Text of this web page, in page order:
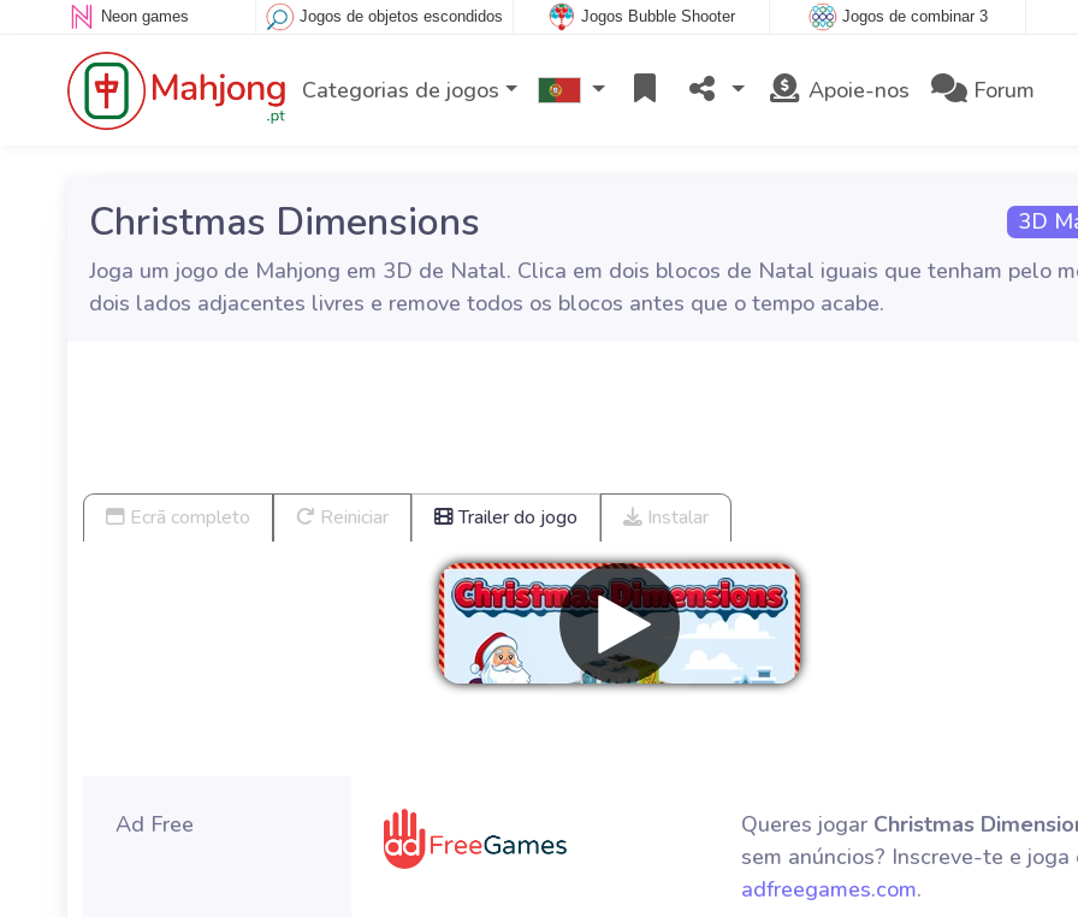
Neon games Jogos de objetos escondidos Jogos Bubble Shooter Jogos de combinar 3
Categorias de jogos Apoie-nos Forum
3D
Christmas Dimensions
Joga um jogo de Mahjong em 3D de Natal. Clica em dois blocos de Natal iguais que tenham pelo
dois lados adjacentes livres e remove todos os blocos antes que o tempo acabe.
Ecrã completo Reiniciar Trailer do jogo Instalar
Ad Free Queres jogar Christmas
sem anúncios? Inscreve-te e joga
adfreegames.com.